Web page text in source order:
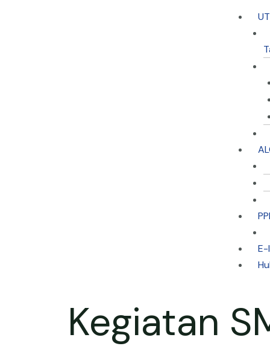
Kegiatan